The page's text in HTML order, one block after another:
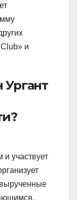
Club» и
Ургант
и участвует